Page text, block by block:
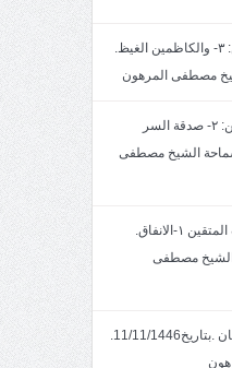
خطبة الجمعةسمات المتقين: ٣- والكاظمين الغيظ.
خطبة الجمعة: سمات المتقين: ٢- صدقة السر
بتاريخ29/1/1446.سماحة الشيخ مصطفى
خطبة الجمعة بعنوان: سمات المتقين ١-الانفاق.
سماحة الشيخ مصطفى
خطبة الجمعة: ميلاد باب الجنان .بتاريخ11/11/1446.